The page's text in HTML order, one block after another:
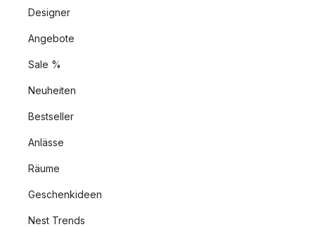
Designer
Angebote
Sale %
Neuheiten
Bestseller
Anlässe
Räume
Geschenkideen
Nest Trends